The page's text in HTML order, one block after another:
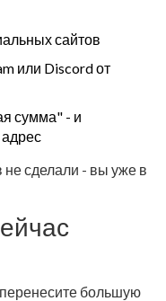
сайтов
или Discord от
сумма" - и
не сделали - вы уже в
большую